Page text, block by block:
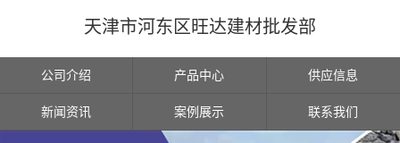
天津市河东区旺达建材批发部
公司介绍 产品中心 供应信息
新闻资讯 案例展示 联系我们